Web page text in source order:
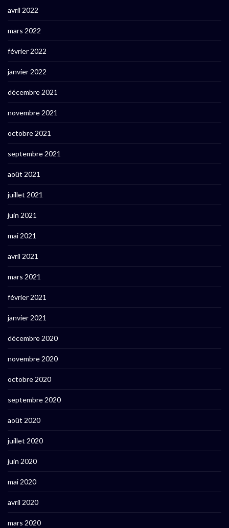
avril 2022
mars 2022
février 2022
janvier 2022
décembre 2021
novembre 2021
octobre 2021
septembre 2021
août 2021
juillet 2021
juin 2021
mai 2021
avril 2021
mars 2021
février 2021
janvier 2021
décembre 2020
novembre 2020
octobre 2020
septembre 2020
août 2020
juillet 2020
juin 2020
mai 2020
avril 2020
mars 2020